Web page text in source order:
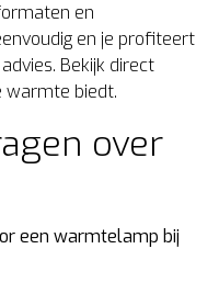
en
en je profiteert
Bekijk direct
warmte biedt.
over
een warmtelamp bij